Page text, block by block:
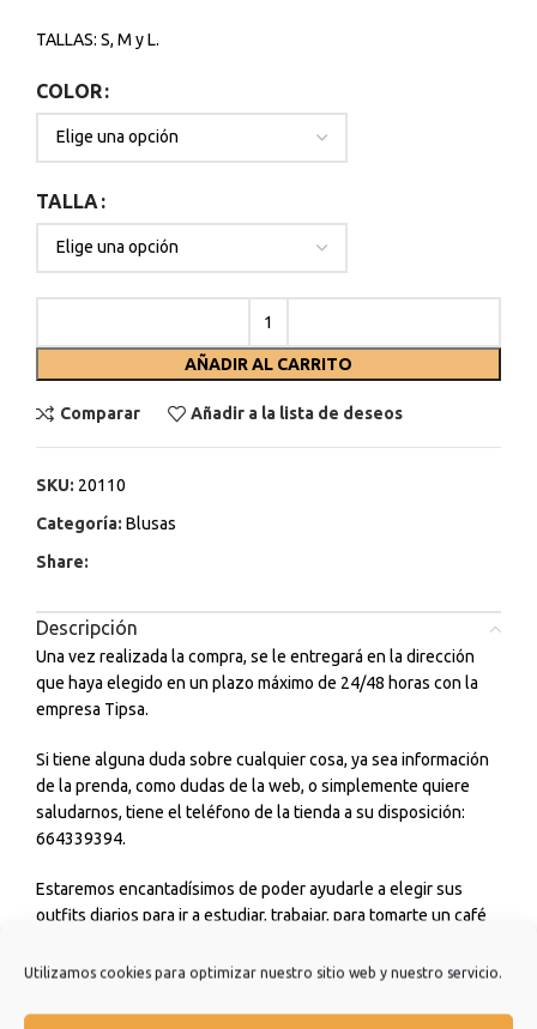
Utilizamos cookies para optimizar nuestro sitio web y nuestro servicio.
TALLAS: S, M y L.
COLOR
TALLA
AÑADIR AL CARRITO
Comparar Añadir a la lista de deseos
SKU: 20110
Categoría: Blusas
Share:
Descripción
Una vez realizada la compra, se le entregará en la dirección
que haya elegido en un plazo máximo de 24/48 horas con la
empresa Tipsa.
Si tiene alguna duda sobre cualquier cosa, ya sea información
de la prenda, como dudas de la web, o simplemente quiere
saludarnos, tiene el teléfono de la tienda a su disposición:
664339394.
Estaremos encantadísimos de poder ayudarle a elegir sus
outfits diarios para ir a estudiar, trabajar, para tomarte un café
tengas. No dudes en consultarnos.
Estamos muy agradecidos de que hayas elegido nuestra